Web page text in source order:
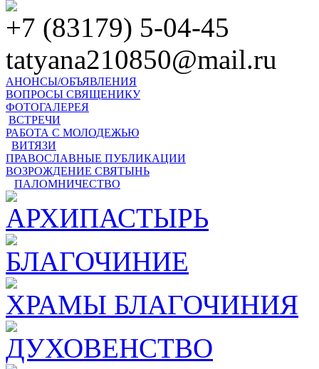
+7 (83179) 5-04-45
tatyana210850@mail.ru
АНОНСЫ/ОБЪЯВЛЕНИЯ
ВОПРОСЫ СВЯЩЕНИКУ
ФОТОГАЛЕРЕЯ
ВСТРЕЧИ
РАБОТА С МОЛОДЕЖЬЮ
ВИТЯЗИ
ПРАВОСЛАВНЫЕ ПУБЛИКАЦИИ
ВОЗРОЖДЕНИЕ СВЯТЫНЬ
ПАЛОМНИЧЕСТВО
АРХИПАСТЫРЬ
БЛАГОЧИНИЕ
ХРАМЫ БЛАГОЧИНИЯ
ДУХОВЕНСТВО